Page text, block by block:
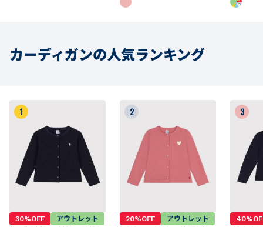
カーディガンの人気ランキング
1
30%OFF アウトレット
2
20%OFF アウトレット
3